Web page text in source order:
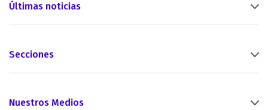
Últimas noticias
Secciones
Nuestros Medios